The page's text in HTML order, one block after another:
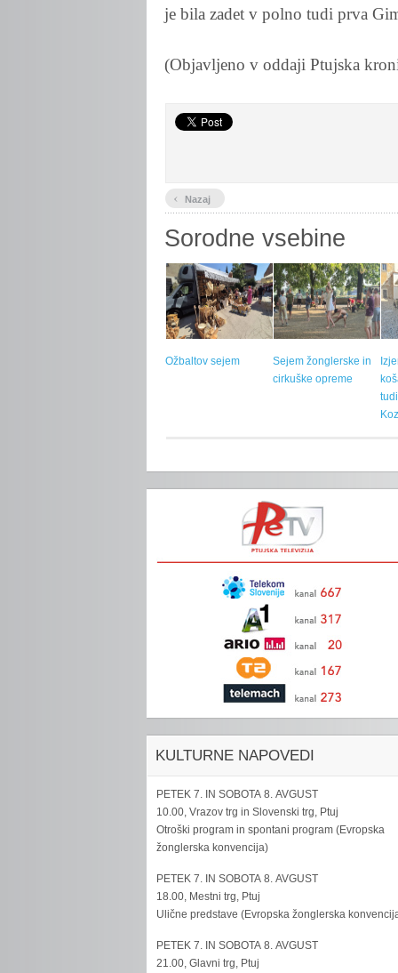
je bila zadet v polno tudi prva
(Objavljeno v oddaji Ptujska
‹ Nazaj
Sorodne vsebine
Ožbaltov sejem
Sejem žonglerske in
cirkuške opreme
KULTURNE NAPOVEDI
PETEK 7. IN SOBOTA 8. AVGUST
10.00, Vrazov trg in Slovenski trg, Ptuj
Otroški program in spontani program (Evropska
žonglerska konvencija)
PETEK 7. IN SOBOTA 8. AVGUST
18.00, Mestni trg, Ptuj
Ulične predstave (Evropska žonglerska
PETEK 7. IN SOBOTA 8. AVGUST
21.00, Glavni trg, Ptuj